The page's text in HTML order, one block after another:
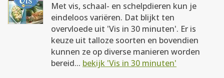
Met vis, schaal- en schelpdieren kun je
eindeloos variëren. Dat blijkt ten
overvloede uit 'Vis in 30 minuten'. Er is
keuze uit talloze soorten en bovendien
kunnen ze op diverse manieren worden
bereid... bekijk 'Vis in 30 minuten'